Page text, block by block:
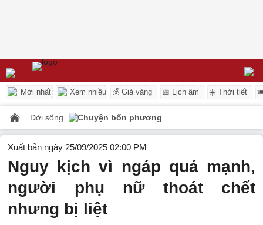
Mới nhất Xem nhiều 💰 Giá vàng 📅 Lịch âm ☀️ Thời tiết
Đời sống Chuyện bốn phương
Xuất bản ngày 25/09/2025 02:00 PM
Nguy kịch vì ngáp quá mạnh,
người phụ nữ thoát chết
nhưng bị liệt